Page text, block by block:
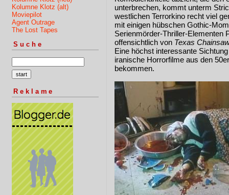
Kolumne Klotz (alt)
Moviepilot
Agent Outrage
The Lost Tapes
Suche
Reklame
unterbrechen, kommt unterm
westlichen Terrorkino recht viel
mit einigen hübschen Gothic-
Serienmörder-Thriller-Elementen
offensichtlich von Texas
Eine höchst interessante
iranische Horrorfilme aus den
bekommen.